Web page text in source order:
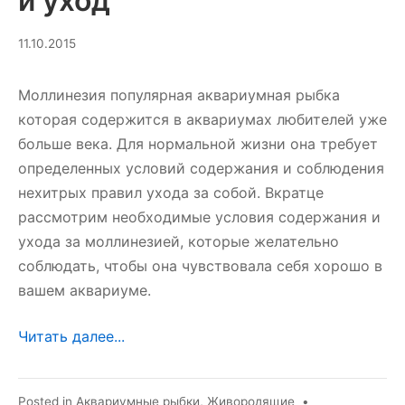
11.10.201510.03.2025
Моллинезия популярная аквариумная рыбка
которая содержится в аквариумах любителей уже
больше века. Для нормальной жизни она требует
определенных условий содержания и соблюдения
нехитрых правил ухода за собой. Вкратце
рассмотрим необходимые условия содержания и
ухода за моллинезией, которые желательно
соблюдать, чтобы она чувствовала себя хорошо в
вашем аквариуме.
Читать далее...
Posted in Аквариумные рыбки, Живородящие •